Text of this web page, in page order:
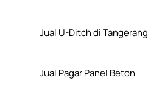
Jual U-Ditch di Tangerang
Jual Pagar Panel Beton